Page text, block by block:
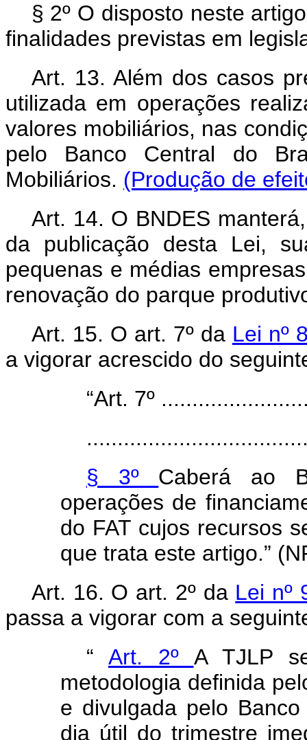
§ 2º O disposto neste
finalidades previstas em
Art. 13. Além dos casos
utilizada em operações
valores mobiliários, nas
pelo Banco Central do
Mobiliários. (Produção de
Art. 14. O BNDES
da publicação desta Lei,
pequenas e médias
renovação do parque
Art. 15. O art. 7º da Lei nº
a vigorar acrescido do
“Art. 7º
§ 3º Caberá ao
operações de
do FAT cujos recursos
que trata este artigo.”
Art. 16. O art. 2º da Lei nº
passa a vigorar com a
“Art. 2º A TJLP
metodologia definida
e divulgada pelo
dia útil do trimestre